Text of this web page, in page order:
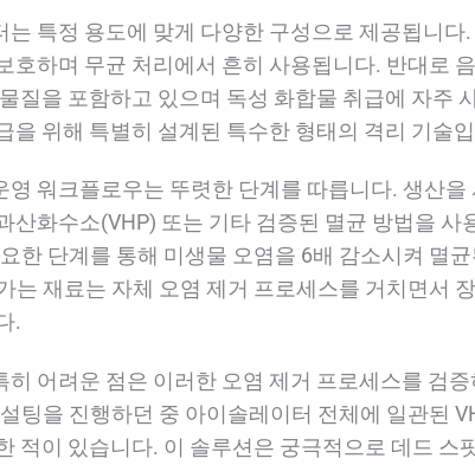
특정 용도에 맞게 다양한 구성으로 제공됩니다
호하며 무균 처리에서 흔히 사용됩니다. 반대로
질을 포함하고 있으며 독성 화합물 취급에 자주
을 위해 특별히 설계된 특수한 형태의 격리 기술
영 워크플로우는 뚜렷한 단계를 따릅니다. 생산을
산화수소(VHP) 또는 기타 검증된 멸균 방법을 사
한 단계를 통해 미생물 오염을 6배 감소시켜 멸
는 재료는 자체 오염 제거 프로세스를 거치면서
.
어려운 점은 이러한 오염 제거 프로세스를 검
팅을 진행하던 중 아이솔레이터 전체에 일관된
적이 있습니다. 이 솔루션은 궁극적으로 데드 스